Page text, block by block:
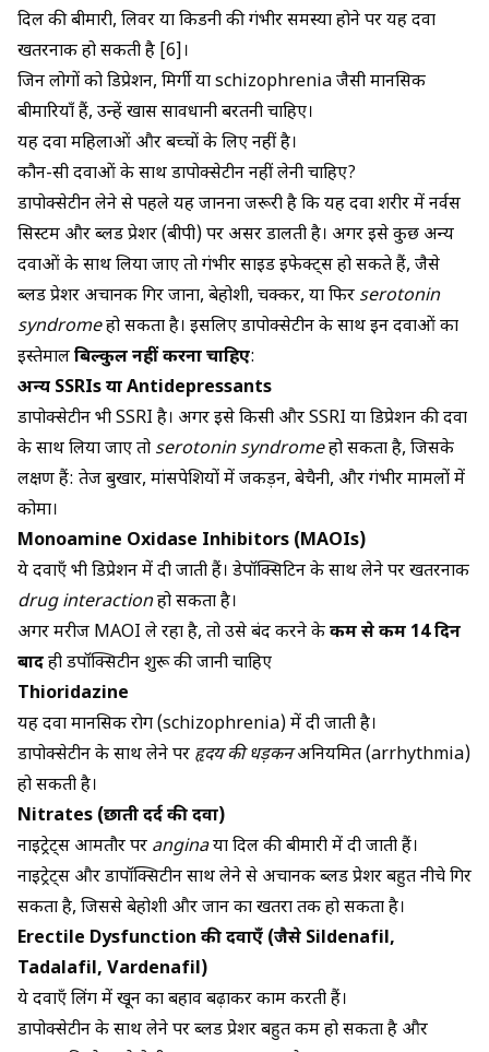
दिल की बीमारी, लिवर या किडनी की गंभीर समस्या होने पर यह दवा
खतरनाक हो सकती है [6]।
जिन लोगों को डिप्रेशन, मिर्गी या schizophrenia जैसी मानसिक
बीमारियाँ हैं, उन्हें खास सावधानी बरतनी चाहिए।
यह दवा महिलाओं और बच्चों के लिए नहीं है।
कौन-सी दवाओं के साथ डापोक्सेटीन नहीं लेनी चाहिए?
डापोक्सेटीन लेने से पहले यह जानना जरूरी है कि यह दवा शरीर में नर्वस
सिस्टम और ब्लड प्रेशर (बीपी) पर असर डालती है। अगर इसे कुछ अन्य
दवाओं के साथ लिया जाए तो गंभीर साइड इफेक्ट्स हो सकते हैं, जैसे
ब्लड प्रेशर अचानक गिर जाना, बेहोशी, चक्कर, या फिर serotonin
syndromeहो सकता है। इसलिए डापोक्सेटीन के साथ इन दवाओं का
इस्तेमालबिल्कुल नहीं करना चाहिए:
अन्य SSRIs या Antidepressants
डापोक्सेटीन भी SSRI है। अगर इसे किसी और SSRI या डिप्रेशन की दवा
के साथ लिया जाए तो serotonin syndromeहो सकता है, जिसके
लक्षण हैं: तेज बुखार, मांसपेशियों में जकड़न, बेचैनी, और गंभीर मामलों में
कोमा।
Monoamine Oxidase Inhibitors (MAOIs)
ये दवाएँ भी डिप्रेशन में दी जाती हैं। डेपॉक्सिटिन के साथ लेने पर खतरनाक
drug interactionहो सकता है।
अगर मरीज MAOI ले रहा है, तो उसे बंद करने केकम से कम 14 दिन
बादही डपॉक्सिटीन शुरू की जानी चाहिए
Thioridazine
यह दवा मानसिक रोग (schizophrenia) में दी जाती है।
डापोक्सेटीन के साथ लेने पर हृदय की धड़कनअनियमित (arrhythmia)
हो सकती है।
Nitrates (छाती दर्द की दवा)
नाइट्रेट्स आमतौर पर anginaया दिल की बीमारी में दी जाती हैं।
नाइट्रेट्स और डापॉक्सिटीन साथ लेने से अचानक ब्लड प्रेशर बहुत नीचे गिर
सकता है, जिससे बेहोशी और जान का खतरा तक हो सकता है।
Erectile Dysfunction की दवाएँ (जैसे Sildenafil,
Tadalafil, Vardenafil)
ये दवाएँ लिंग में खून का बहाव बढ़ाकर काम करती हैं।
डापोक्सेटीन के साथ लेने पर ब्लड प्रेशर बहुत कम हो सकता है और